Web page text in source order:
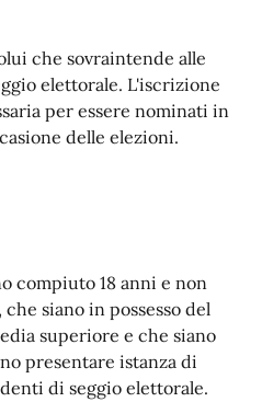
che sovraintende alle
elettorale. L'iscrizione
per essere nominati in
delle elezioni.
compiuto 18 anni e non
siano in possesso del
superiore e che siano
presentare istanza di
di seggio elettorale.